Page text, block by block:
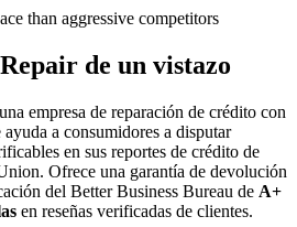
than aggressive competitors
de un vistazo
empresa de reparación de crédito con
a consumidores a disputar
en sus reportes de crédito de
Ofrece una garantía de devolución
del Better Business Bureau de A+
en reseñas verificadas de clientes.